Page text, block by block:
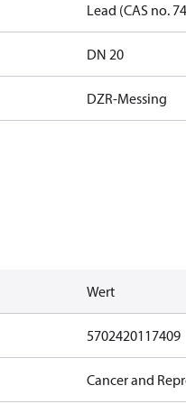
Lead (CAS no.
DN 20
DZR-Messing
Wert
5702420117409
Cancer and